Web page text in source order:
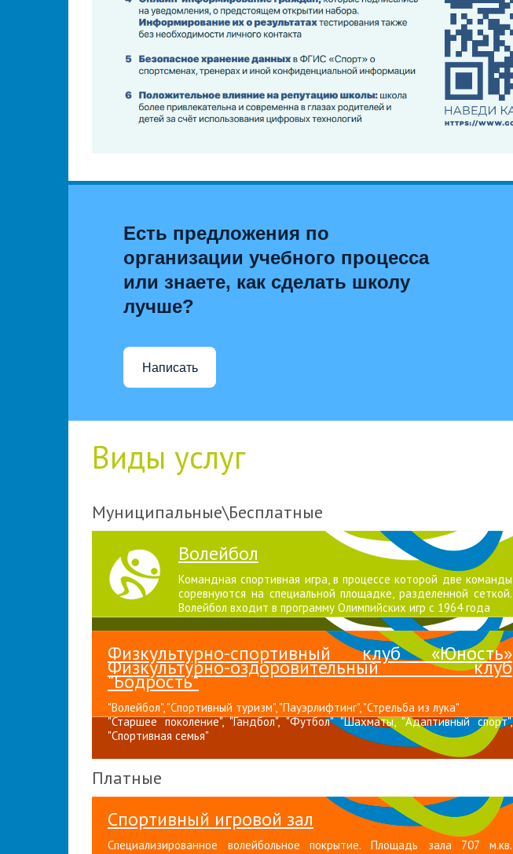
Есть предложения по
организации учебного процесса
или знаете, как сделать школу
лучше?
Написать
Виды услуг
Муниципальные\Бесплатные
Волейбол
Командная спортивная игра, в процессе которой две команды
соревнуются на специальной площадке, разделенной сеткой.
Волейбол входит в программу Олимпийских игр с 1964 года
Физкультурно-спортивный клуб «Юность»
Физкультурно-оздоровительный клуб
"Бодрость"
"Волейбол", "Спортивный туризм", "Пауэрлифтинг", "Стрельба из лука"
"Старшее поколение", "Гандбол", "Футбол" "Шахматы, "Адаптивный спорт",
"Спортивная семья"
Платные
Спортивный игровой зал
Специализированное волейбольное покрытие. Площадь зала 707 м.кв.